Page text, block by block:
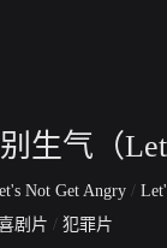
生气（
Not Get Angry /
剧片 / 犯罪片